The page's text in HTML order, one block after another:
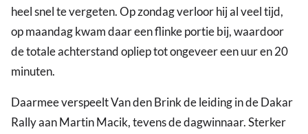
heel snel te vergeten. Op zondag verloor hij al veel tijd,
op maandag kwam daar een flinke portie bij, waardoor
de totale achterstand opliep tot ongeveer een uur en 20
minuten.
Daarmee verspeelt Van den Brink de leiding in de Dakar
Rally aan Martin Macik, tevens de dagwinnaar. Sterker